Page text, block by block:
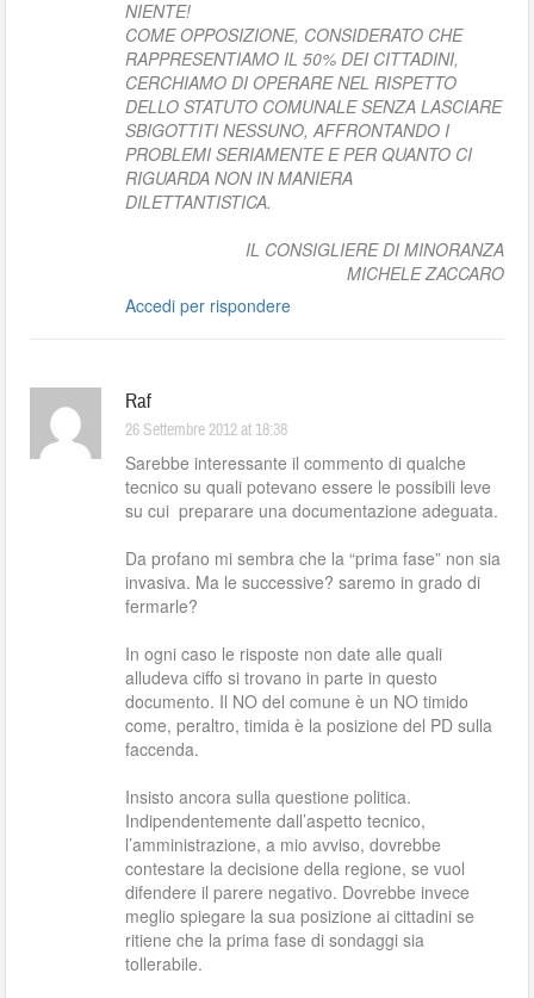
NIENTE!
COME OPPOSIZIONE, CONSIDERATO CHE
RAPPRESENTIAMO IL 50% DEI CITTADINI,
CERCHIAMO DI OPERARE NEL RISPETTO
DELLO STATUTO COMUNALE SENZA LASCIARE
SBIGOTTITI NESSUNO, AFFRONTANDO I
PROBLEMI SERIAMENTE E PER QUANTO CI
RIGUARDA NON IN MANIERA
DILETTANTISTICA.
IL CONSIGLIERE DI MINORANZA
MICHELE ZACCARO
Accedi per rispondere
Raf
26 Settembre 2012 at 18:38
Sarebbe interessante il commento di qualche
tecnico su quali potevano essere le possibili leve
su cui preparare una documentazione adeguata.
Da profano mi sembra che la “prima fase” non sia
invasiva. Ma le successive? saremo in grado di
fermarle?
In ogni caso le risposte non date alle quali
alludeva ciffo si trovano in parte in questo
documento. Il NO del comune è un NO timido
come, peraltro, timida è la posizione del PD sulla
faccenda.
Insisto ancora sulla questione politica.
Indipendentemente dall’aspetto tecnico,
l’amministrazione, a mio avviso, dovrebbe
contestare la decisione della regione, se vuol
difendere il parere negativo. Dovrebbe invece
meglio spiegare la sua posizione ai cittadini se
ritiene che la prima fase di sondaggi sia
tollerabile.